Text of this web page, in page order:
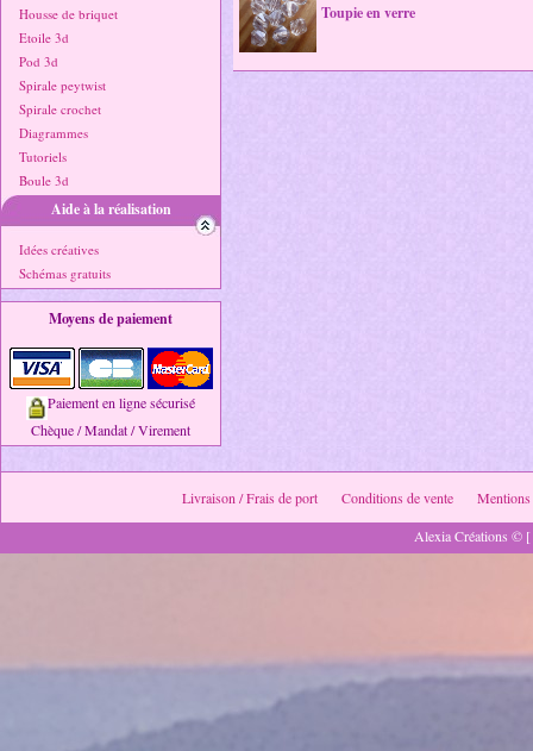
Housse de briquet
Etoile 3d
Pod 3d
Spirale peytwist
Spirale crochet
Diagrammes
Tutoriels
Boule 3d
Aide à la réalisation
Idées créatives
Schémas gratuits
Moyens de paiement
Paiement en ligne sécurisé
Chèque / Mandat / Virement
Toupie en verre
Livraison / Frais de port Conditions de vente
Mentions
Alexia Créations ©